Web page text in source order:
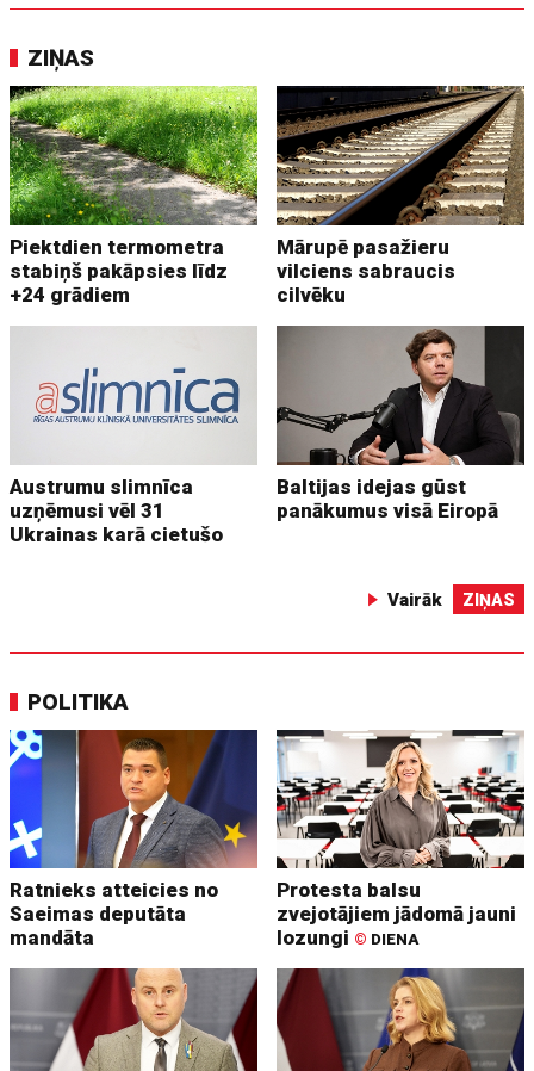
ZIŅAS
Piektdien termometra
stabiņš pakāpsies līdz
+24 grādiem
Mārupē pasažieru
vilciens sabraucis
cilvēku
Austrumu slimnīca
uzņēmusi vēl 31
Ukrainas karā cietušo
Baltijas idejas gūst
panākumus visā Eiropā
Vairāk ZIŅAS
POLITIKA
Ratnieks atteicies no
Saeimas deputāta
mandāta
Protesta balsu
zvejotājiem jādomā jauni
lozungi © DIENA